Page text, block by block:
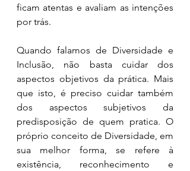
ficam atentas e avaliam as intenções
por trás.
Quando falamos de Diversidade e
Inclusão, não basta cuidar dos
aspectos objetivos da prática. Mais
que isto, é preciso cuidar também
dos aspectos subjetivos da
predisposição de quem pratica. O
próprio conceito de Diversidade, em
sua melhor forma, se refere à
existência, reconhecimento e